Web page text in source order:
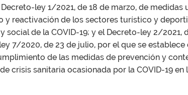
ley 1/2021, de 18 de marzo, de
y reactivación de los sectores turístico y
social de la COVID-19; y el Decreto-ley 2/2021,
7/2020, de 23 de julio, por el que se
de las medidas de prevención y
crisis sanitaria ocasionada por la COVID-19